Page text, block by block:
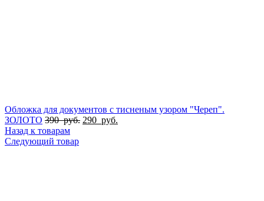
Обложка для документов с тисненым узором "Череп".
ЗОЛОТО 390руб. 290 руб.
Назад к товарам
Следующий товар